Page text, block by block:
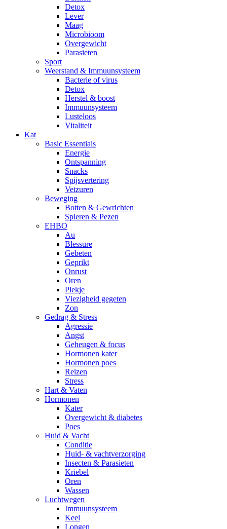
Detox
Lever
Maag
Microbioom
Overgewicht
Parasieten
Sport
Weerstand & Immuunsysteem
Bacterie of virus
Detox
Herstel & boost
Immuunsysteem
Lusteloos
Vitaliteit
Kat
Basic Essentials
Energie
Ontspanning
Snacks
Spijsvertering
Vetzuren
Beweging
Botten & Gewrichten
Spieren & Pezen
EHBO
Au
Blessure
Gebeten
Geprikt
Onrust
Oren
Plekje
Viezigheid gegeten
Zon
Gedrag & Stress
Agressie
Angst
Geheugen & focus
Hormonen kater
Hormonen poes
Reizen
Stress
Hart & Vaten
Hormonen
Kater
Overgewicht & diabetes
Poes
Huid & Vacht
Conditie
Huid- & vachtverzorging
Insecten & Parasieten
Kriebel
Oren
Wassen
Luchtwegen
Immuunsysteem
Keel
Longen